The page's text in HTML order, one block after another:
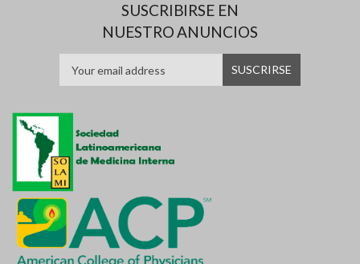
SUSCRIBIRSE EN
NUESTRO ANUNCIOS